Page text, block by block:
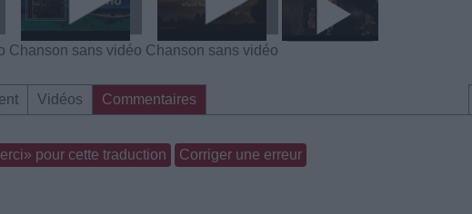
Chanson sans vidéo Chanson sans vidéo
Vidéos Commentaires
pour cette traduction Corriger une erreur